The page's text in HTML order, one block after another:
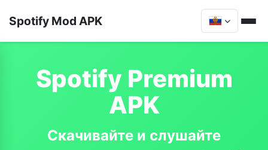
Spotify Mod APK
Spotify Premium
APK
Скачивайте и слушайте